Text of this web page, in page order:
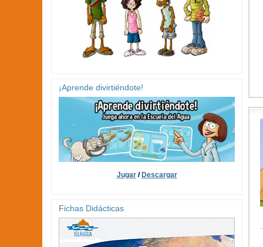
¡Aprende divirtiéndote!
Jugar/ Descargar
Fichas Didácticas